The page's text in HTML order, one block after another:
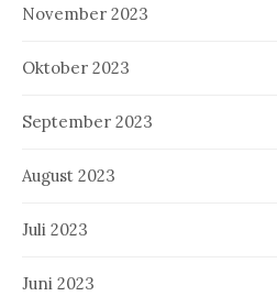
November 2023
Oktober 2023
September 2023
August 2023
Juli 2023
Juni 2023